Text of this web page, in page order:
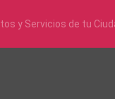
y Servicios de tu